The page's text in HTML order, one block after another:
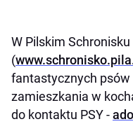
W Pilskim
(
fantastycznych
zamieszkania w
do kontaktu PSY -